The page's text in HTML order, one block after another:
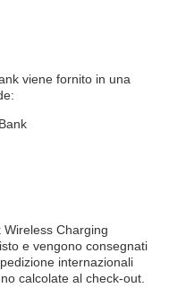
viene fornito in una
Charging
e vengono consegnati
internazionali
calcolate al check-out.